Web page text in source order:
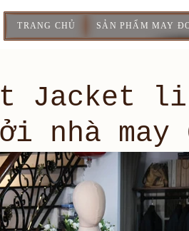
TRANG CHỦ SẢN PHẨM MAY
Jacket
nhà may